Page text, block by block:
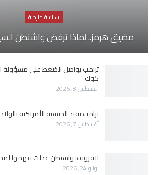
سياسة خارجية
مضيق هرمز.. لماذا ترفض واشنطن
ترامب يواصل الضغط على مسؤولة
كوك
أغسطس 8, 2026
ترامب يقيد الجنسية الأمريكية
أغسطس 7, 2026
لافروف: واشنطن عدلت فهمها
يوليو 24, 2026